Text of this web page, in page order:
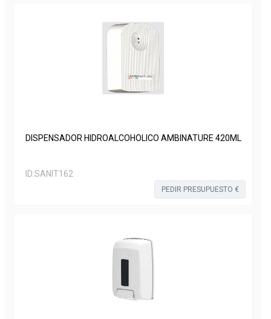
DISPENSADOR HIDROALCOHÓLICO AMBINATURE 420ML
ID:SANIT162
PEDIR PRESUPUESTO €